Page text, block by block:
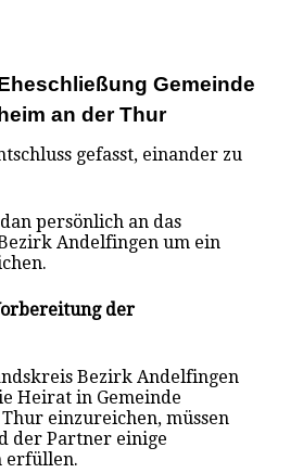
Gemeinde
an der Thur
gefasst, einander zu
persönlich an das
Andelfingen um ein
der
Bezirk Andelfingen
Heirat in Gemeinde
einzureichen, müssen
der Partner einige
erfüllen.